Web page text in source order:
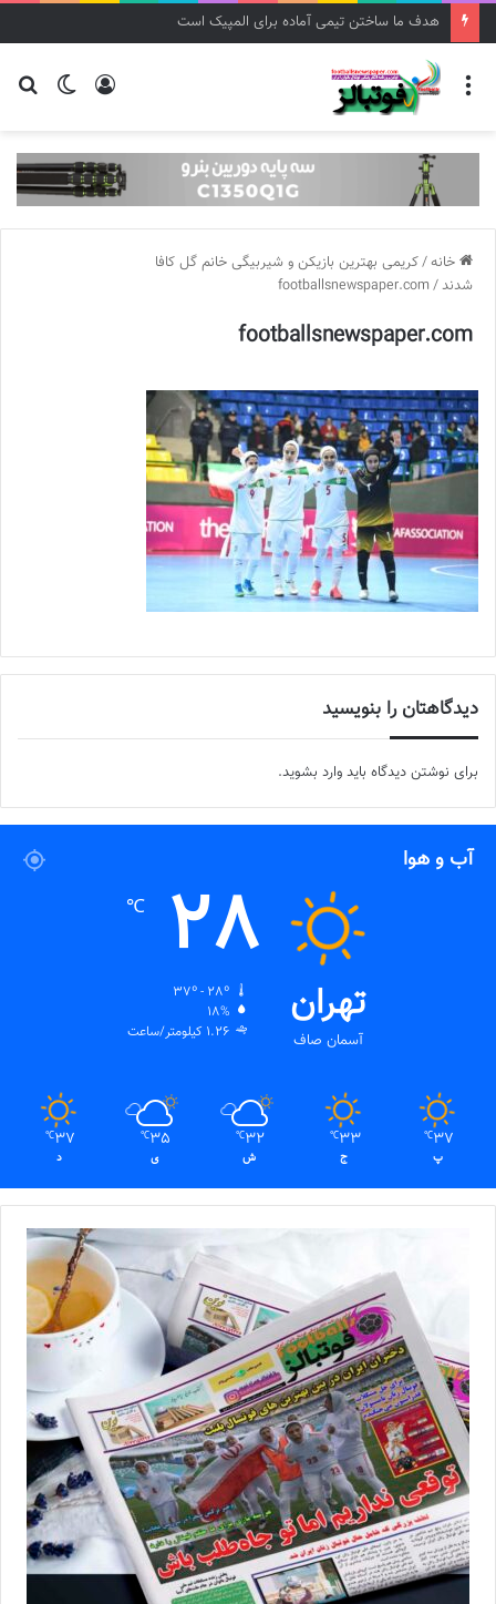
هدف ما ساختن تیمی آماده برای المپیک است
تغییر
ورود منو
خانه/کریمی بهترین بازیکن و شیربیگی خانم گل کافا
شدند/
footballsnewspaper.com
footballsnewspaper.com
دیدگاهتان را بنویسید
برای نوشتن دیدگاه باید وارد بشوید.
آب و هوا
تهران
آسمان صاف
28
℃
18%
1.26 کیلومتر/ساعت
37
℃
پ
33
℃
ج
32
℃
ش
35
℃
ی
37
℃
د